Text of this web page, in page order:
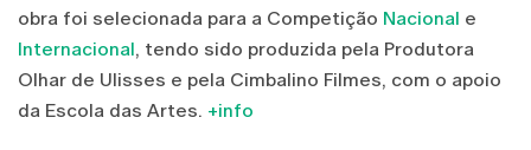
obra foi selecionada para a Competição Nacional e
Internacional, tendo sido produzida pela Produtora
Olhar de Ulisses e pela Cimbalino Filmes, com o apoio
da Escola das Artes. +info